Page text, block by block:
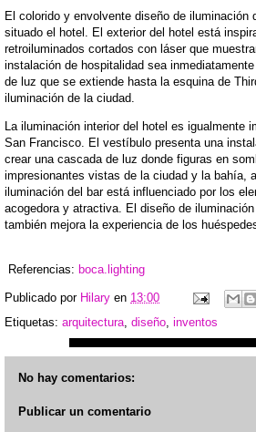
El colorido y envolvente diseño de
situado el hotel. El exterior del hotel está
retroiluminados cortados con láser que
instalación de hospitalidad sea
de luz que se extiende hasta la esquina de
iluminación de la ciudad.
La iluminación interior del hotel es
San Francisco. El vestíbulo presenta una
crear una cascada de luz donde figuras en
impresionantes vistas de la ciudad y la bahía,
iluminación del bar está influenciado por los
acogedora y atractiva. El diseño de
también mejora la experiencia de los
Referencias: boca.lighting
Publicado por Hilary en 13:00
Etiquetas: arquitectura, diseño, inventos
No hay comentarios:
Publicar un comentario